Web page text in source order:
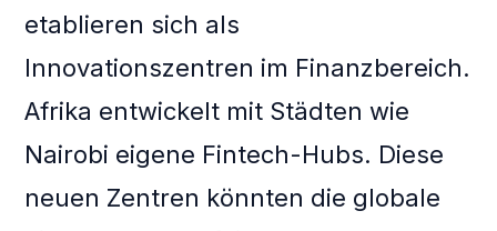
etablieren sich als
Innovationszentren im Finanzbereich.
Afrika entwickelt mit Städten wie
Nairobi eigene Fintech-Hubs. Diese
neuen Zentren könnten die globale